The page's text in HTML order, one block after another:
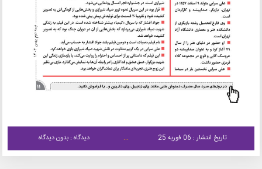
تاریخ انتشار : 06 فوریه 25 دیدگاه : بدون دیدگاه